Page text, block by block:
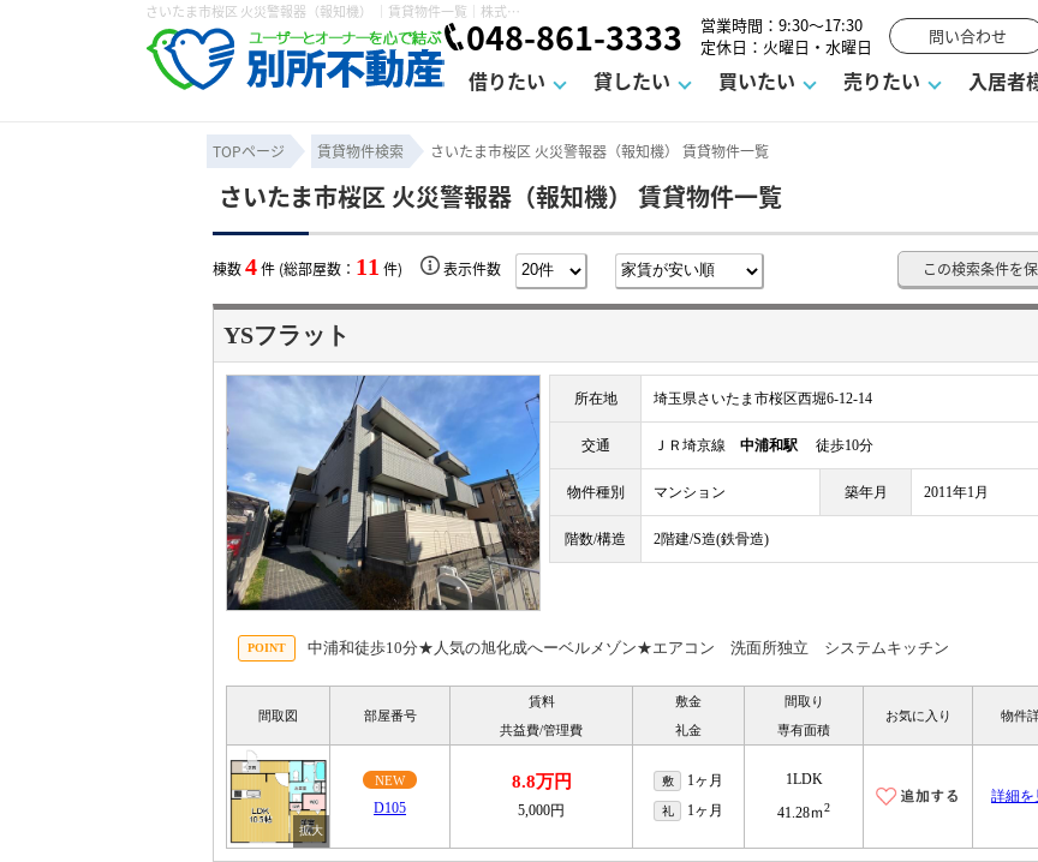
さいたま市桜区 火災警報器（報知機） ｜賃貸物件一覧｜株式会社 別所不動産
048-861-3333
営業時間：9:30～17:30
定休日：火曜日・水曜日
問い合わせ
借りたい
条件から探す 学区から探す 町名から探す 駐車場を探す お気に
保存した検索条件 賃貸契約までの流れ よくある質問 不動産用語・賃貸用
貸したい
賃貸管理について 賃貸経営塾 賃貸Q&A 空室対策 業界ニュース
オーナー座談会 賃貸法律相談室
買いたい
売買物件一覧 購入時の諸費用 購入までの流れ よくある質問 マ
売りたい
不動産売却について 住み替え 借地底地 相続 仲介手数料につい
媒介契約の種類 諸費用 仲介と買取の違い 必要な書類 売却の流
よくある質問
入居者
入居者様専用ページ 退去申請フォーム 駐車場解約フォーム
会社概要 スタッフ紹介 お知らせ お客様の声 街紹介
個人情報の取り扱い カスタマーハラスメントに対する基本方針
TOPページ 賃貸物件検索 さいたま市桜区 火災警報器（報知機） 賃貸物件一覧
さいたま市桜区 火災警報器（報知機） 賃貸物件一覧
棟数4件 (総部屋数： 11 件) 表示件数 この検索条件を
YSフラット
所在地 埼玉県さいたま市桜区西堀6-12-14
交通 ＪＲ埼京線 中浦和駅 徒歩10分
物件種別 マンション 築年月 2011年1月
階数/構造 2階建/S造(鉄骨造)
中浦和徒歩10分★人気の旭化成へーベルメゾン★エアコン 洗面所独立 システムキッチン
間取図 部屋番号
賃料
共益費/管理費
敷金
礼金
間取り
専有面積
お気に入り 物件
NEW
D105
8.8万円
5,000円
敷 1ヶ月
礼 1ヶ月
1LDK
41.28ｍ2
詳細を